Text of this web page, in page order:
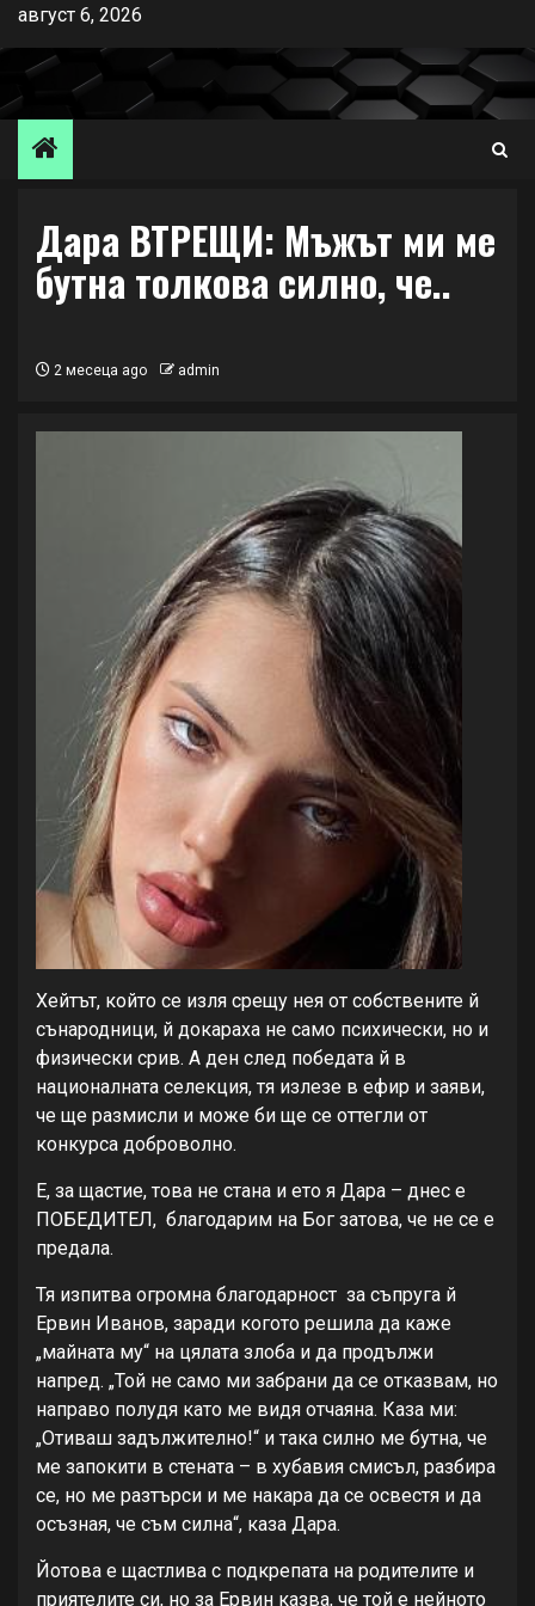
Skip
content
август 6, 2026
Дара ВТРЕЩИ: Мъжът ми ме
бутна толкова силно, че..
2 месеца ago admin
Хейтът, който се изля срещу нея от собствените й
сънародници, й докараха не само психически, но и
физически срив. А ден след победата й в
националната селекция, тя излезе в ефир и заяви,
че ще размисли и може би ще се оттегли от
конкурса доброволно.
Е, за щастие, това не стана и ето я Дара – днес е
ПОБЕДИТЕЛ, благодарим на Бог затова, че не се е
предала.
Тя изпитва огромна благодарност за съпруга й
Ервин Иванов, заради когото решила да каже
„майната му“ на цялата злоба и да продължи
напред. „Той не само ми забрани да се отказвам, но
направо полудя като ме видя отчаяна. Каза ми:
„Отиваш задължително!“ и така силно ме бутна, че
ме запокити в стената – в хубавия смисъл, разбира
се, но ме разтърси и ме накара да се освестя и да
осъзная, че съм силна“, каза Дара.
Йотова е щастлива с подкрепата на родителите и
приятелите си, но за Ервин казва, че той е нейното